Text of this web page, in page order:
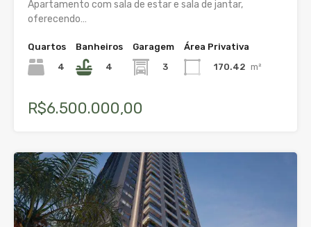
Apartamento com sala de estar e sala de jantar,
oferecendo…
Quartos
4
Banheiros
4
Garagem
3
Área Privativa
170.42 m²
R$6.500.000,00